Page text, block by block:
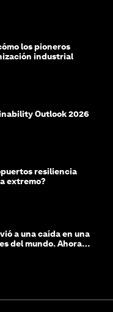
los pioneros
industrial
Outlook 2026
resiliencia
extremo?
a una caída en una
del mundo. Ahora